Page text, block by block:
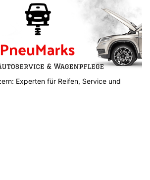
Experten für Reifen, Service und